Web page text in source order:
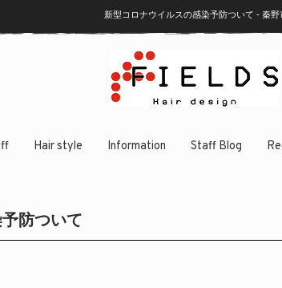
新型コロナウイルスの感染予防ついて - 秦
Hair style Information Staff Blog
防ついて